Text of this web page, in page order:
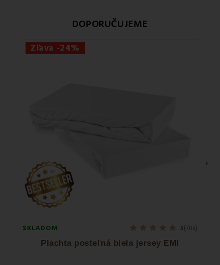
DOPORUČUJEME
Zľava -24%
SKLADOM 5(70x)
Plachta posteľná biela jersey EMI
›